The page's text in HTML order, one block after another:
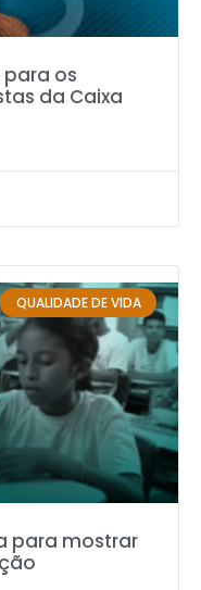
os
da Caixa
QUALIDADE DE VIDA
para mostrar